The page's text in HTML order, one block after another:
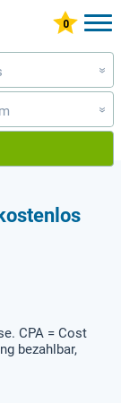
»
»
CPA = Cost
bezahlbar,